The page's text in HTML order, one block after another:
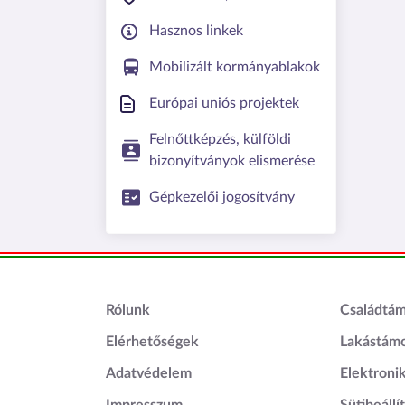
Hasznos linkek
Mobilizált kormányablakok
Európai uniós projektek
Felnőttképzés, külföldi
bizonyítványok elismerése
Gépkezelői jogosítvány
Lábléc1
Rólunk
Elérhetőségek
Adatvédelem